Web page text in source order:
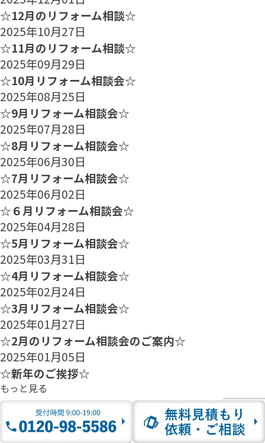
☆12月のリフォーム相談☆
2025年10月27日
☆11月のリフォーム相談☆
2025年09月29日
☆10月リフォーム相談会☆
2025年08月25日
☆9月リフォーム相談会☆
2025年07月28日
☆8月リフォーム相談会☆
2025年06月30日
☆7月リフォーム相談会☆
2025年06月02日
☆６月リフォーム相談会☆
2025年04月28日
☆5月リフォーム相談会☆
2025年03月31日
☆4月リフォーム相談会☆
2025年02月24日
☆3月リフォーム相談会☆
2025年01月27日
☆2月のリフォーム相談会のご案内☆
2025年01月05日
☆新年のご挨拶☆
もっと見る